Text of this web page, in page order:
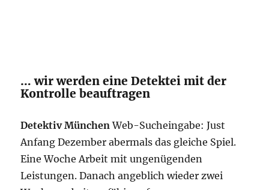
… wir werden eine Detektei mit der
Kontrolle beauftragen
Detektiv München Web-Sucheingabe: Just
Anfang Dezember abermals das gleiche Spiel.
Eine Woche Arbeit mit ungenügenden
Leistungen. Danach angeblich wieder zwei